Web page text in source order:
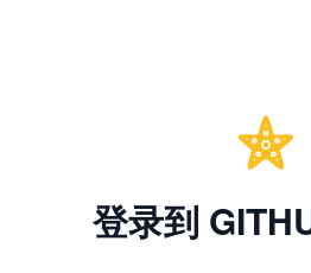
登录到